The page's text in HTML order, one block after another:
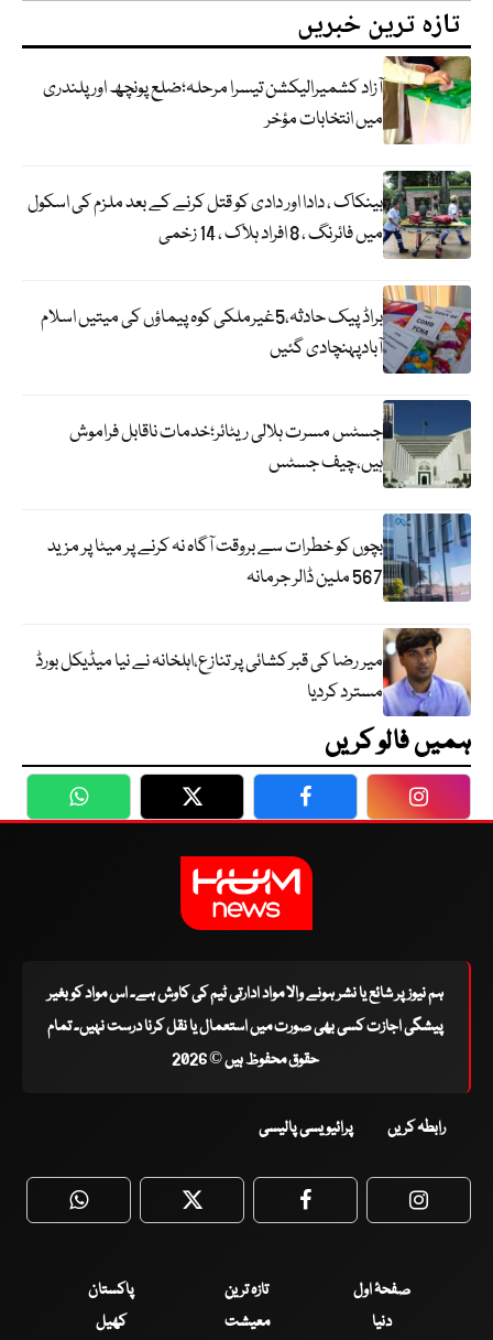
تازہ ترین خبریں
آزاد کشمیرالیکشن تیسرا مرحلہ؛ضلع پونچھ اور پلندری
میں انتخابات مؤخر
بینکاک ، دادا اور دادی کو قتل کرنے کے بعد ملزم کی اسکول
میں فائرنگ ، 8 افراد ہلاک ، 14 زخمی
براڈ پیک حادثہ،5غیرملکی کوہ پیماؤں کی میتیں اسلام
آبادپہنچادی گئیں
جسٹس مسرت ہلالی ریٹائر؛خدمات ناقابل فراموش
ہیں،چیف جسٹس
بچوں کو خطرات سے بروقت آگاہ نہ کرنے پر میٹا پر مزید
567 ملین ڈالر جرمانہ
میر رضا کی قبر کشائی پر تنازع،اہلخانہ نے نیا میڈیکل بورڈ
مسترد کردیا
ہمیں فالو کریں
WhatsApp Twitter Facebook
ہم نیوز پر شائع یا نشر ہونے والا مواد ادارتی ٹیم کی کاوش ہے۔ اس مواد کو بغیر
پیشگی اجازت کسی بھی صورت میں استعمال یا نقل کرنا درست نہیں۔ تمام
حقوق محفوظ ہیں © 2026
رابطہ کریں پرائیویسی پالیسی
WhatsApp Twitter Facebook
صفحۂ اول تازہ ترین
پاکستان
دنیا
معیشت کھیل